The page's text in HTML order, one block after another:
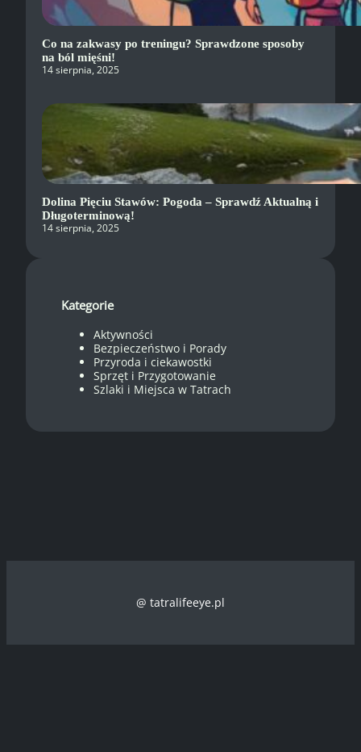
Co na zakwasy po treningu? Sprawdzone sposoby
na ból mięśni!
14 sierpnia, 2025
Dolina Pięciu Stawów: Pogoda – Sprawdź Aktualną i
Długoterminową!
14 sierpnia, 2025
Kategorie
Aktywności
Bezpieczeństwo i Porady
Przyroda i ciekawostki
Sprzęt i Przygotowanie
Szlaki i Miejsca w Tatrach
@ tatralifeeye.pl